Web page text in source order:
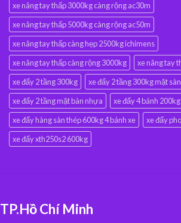
xe nâng tay thấp 3000kg càng rộng ac30m
xe nâng tay thấp 5000kg càng rộng ac50m
xe nâng tay thấp càng hẹp 2500kg ichimens
xe nâng tay thấp càng rộng 3000kg
xe nâng tay
xe đẩy 2 tầng 300kg
xe đẩy 2 tầng 300kg mặt
xe đẩy 2 tầng mặt bàn nhựa
xe đẩy 4 bánh 200kg
xe đẩy hàng sàn thép 600kg 4 bánh xe
xe đẩy
xe đẩy xth250s2 600kg
TP.Hồ Chí Minh